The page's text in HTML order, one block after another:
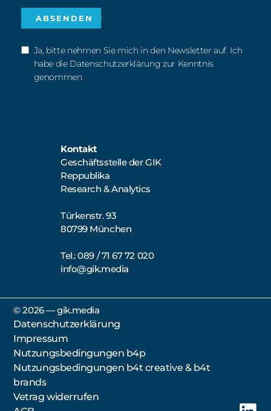
Ja, bitte nehmen Sie mich in den Newsletter auf. Ich
habe die Datenschutzerklärung zur Kenntnis
genommen.
Kontakt
Geschäftsstelle der GIK
Reppublika
Research & Analytics
Türkenstr. 93
80799 München
Tel.: 089 / 71 67 72 020
info@gik.media
©️ 2026 — gik.media
Datenschutzerklärung
Impressum
Nutzungsbedingungen b4p
Nutzungsbedingungen b4t creative & b4t
brands
Vetrag widerrufen